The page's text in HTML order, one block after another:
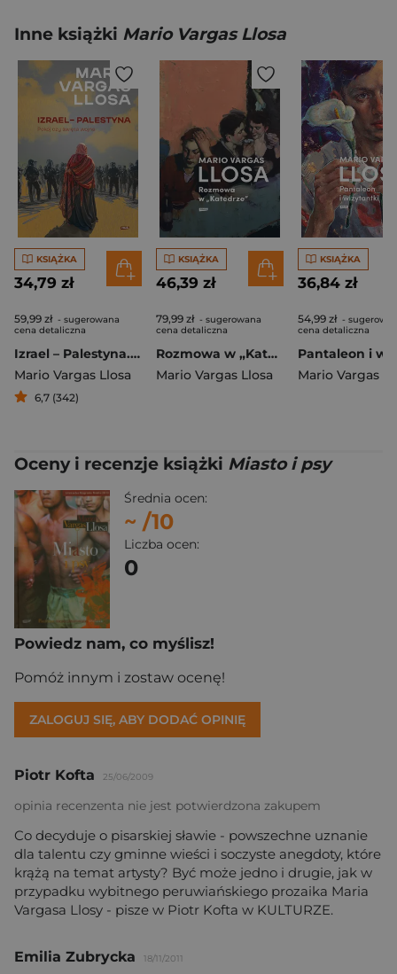
Inne książki Mario Vargas Llosa
KSIĄŻKA
34,79 zł
59,99 zł - sugerowana
cena detaliczna
Izrael – Palestyna. Pokój czy święta wojna
Mario Vargas Llosa
6,7 (342)
KSIĄŻKA
46,39 zł
79,99 zł - sugerowana
cena detaliczna
Rozmowa w „Katedrze” [2025]
Mario Vargas Llosa
KSIĄŻKA
36,84 zł
54,99 zł -
cena detaliczna
Mario Vargas
Oceny i recenzje książki Miasto i psy
Średnia ocen:
~ /10
Liczba ocen:
0
Powiedz nam, co myślisz!
Pomóż innym i zostaw ocenę!
ZALOGUJ SIĘ, ABY DODAĆ OPINIĘ
Piotr Kofta 25/06/2009
opinia recenzenta nie jest potwierdzona zakupem
Co decyduje o pisarskiej sławie - powszechne uznanie
dla talentu czy gminne wieści i soczyste anegdoty, które
krążą na temat artysty? Być może jedno i drugie, jak w
przypadku wybitnego peruwiańskiego prozaika Maria
Vargasa Llosy - pisze w Piotr Kofta w KULTURZE.
Emilia Zubrycka 18/11/2011